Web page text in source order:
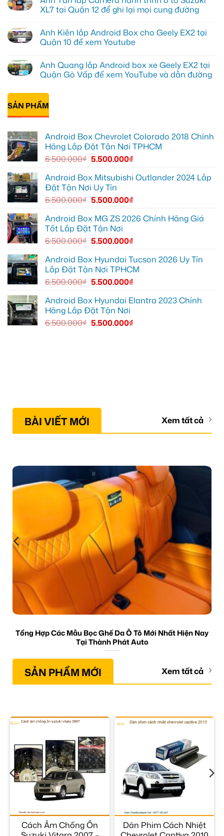
Android
box
tại
Quận
1,
giải
trí
luận
ở
độ
bi
gầm
cho
Ford
Everest
Đức
cần
ánh
sáng
XL7 tại Quận 12 để ghi lại mọi cung đường
bình
luận
ở
lắp
Camera
hành
Suzuki
XL7
tại
ghi
mọi
cung
Anh Kiên lắp Android Box cho Geely EX2 tại
Quận 10 để xem Youtube
bình
luận
ở
Android
Box
cho
tại
Quận
xem
Anh Quang lắp Android box xe Geely EX2 tại
Quận Gò Vấp để xem YouTube và dẫn đường
có
luận
ở
Anh
Android
box
Geely
EX2
Quận
Gò
Vấp
xem
dẫn
đường
SẢN PHẨM
Android Box Chevrolet Colorado 2018 Chính
Hãng Lắp Đặt Tận Nơi TPHCM
6.500.000₫ 5.500.000₫
Android Box Mitsubishi Outlander 2024 Lắp
Đặt Tận Nơi Uy Tín
6.500.000₫ 5.500.000₫
Android Box MG ZS 2026 Chính Hãng Giá
Tốt Lắp Đặt Tận Nơi
6.500.000₫ 5.500.000₫
Android Box Hyundai Tucson 2026 Uy Tín
Lắp Đặt Tận Nơi TPHCM
6.500.000₫ 5.500.000₫
Android Box Hyundai Elantra 2023 Chính
Hãng Lắp Đặt Tận Nơi
6.500.000₫ 5.500.000₫
BÀI VIẾT MỚI Xem tất cả
Tổng Hợp Các Mẫu Bọc Ghế Da Ô Tô Mới Nhất Hiện Nay
Tại Thành Phát Auto
SẢN PHẨM MỚI Xem tất cả
Cách Âm Chống Ồn
Dán Phim Cách Nhiệt